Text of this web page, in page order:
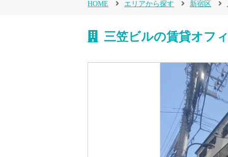
HOME エリアから探す 新宿区
三笠ビルの賃貸オフ